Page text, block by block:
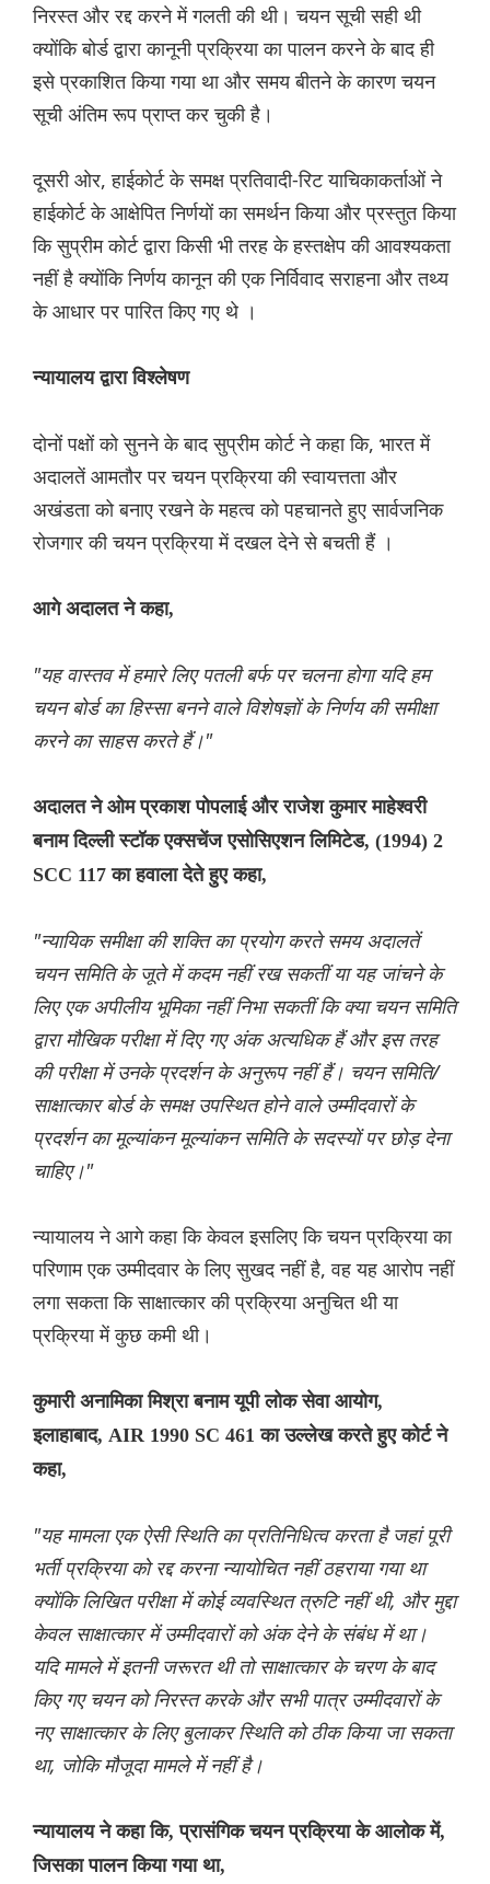
निरस्त और रद्द करने में गलती की थी। चयन सूची सही थी
क्योंकि बोर्ड द्वारा कानूनी प्रक्रिया का पालन करने के बाद ही
इसे प्रकाशित किया गया था और समय बीतने के कारण चयन
सूची अंतिम रूप प्राप्त कर चुकी है।
दूसरी ओर, हाईकोर्ट के समक्ष प्रतिवादी-रिट याचिकाकर्ताओं ने
हाईकोर्ट के आक्षेपित निर्णयों का समर्थन किया और प्रस्तुत किया
कि सुप्रीम कोर्ट द्वारा किसी भी तरह के हस्तक्षेप की आवश्यकता
नहीं है क्योंकि निर्णय कानून की एक निर्विवाद सराहना और तथ्य
के आधार पर पारित किए गए थे ।
न्यायालय द्वारा विश्लेषण
दोनों पक्षों को सुनने के बाद सुप्रीम कोर्ट ने कहा कि, भारत में
अदालतें आमतौर पर चयन प्रक्रिया की स्वायत्तता और
अखंडता को बनाए रखने के महत्व को पहचानते हुए सार्वजनिक
रोजगार की चयन प्रक्रिया में दखल देने से बचती हैं ।
आगे अदालत ने कहा,
"यह वास्तव में हमारे लिए पतली बर्फ पर चलना होगा यदि हम
चयन बोर्ड का हिस्सा बनने वाले विशेषज्ञों के निर्णय की समीक्षा
करने का साहस करते हैं।"
अदालत ने ओम प्रकाश पोपलाई और राजेश कुमार माहेश्वरी
बनाम दिल्ली स्टॉक एक्सचेंज एसोसिएशन लिमिटेड, (1994) 2
SCC 117 का हवाला देते हुए कहा,
"न्यायिक समीक्षा की शक्ति का प्रयोग करते समय अदालतें
चयन समिति के जूते में कदम नहीं रख सकतीं या यह जांचने के
लिए एक अपीलीय भूमिका नहीं निभा सकतीं कि क्या चयन समिति
द्वारा मौखिक परीक्षा में दिए गए अंक अत्यधिक हैं और इस तरह
की परीक्षा में उनके प्रदर्शन के अनुरूप नहीं हैं। चयन समिति/
साक्षात्कार बोर्ड के समक्ष उपस्थित होने वाले उम्मीदवारों के
प्रदर्शन का मूल्यांकन मूल्यांकन समिति के सदस्यों पर छोड़ देना
चाहिए।"
न्यायालय ने आगे कहा कि केवल इसलिए कि चयन प्रक्रिया का
परिणाम एक उम्मीदवार के लिए सुखद नहीं है, वह यह आरोप नहीं
लगा सकता कि साक्षात्कार की प्रक्रिया अनुचित थी या
प्रक्रिया में कुछ कमी थी।
कुमारी अनामिका मिश्रा बनाम यूपी लोक सेवा आयोग,
इलाहाबाद, AIR 1990 SC 461 का उल्लेख करते हुए कोर्ट ने
कहा,
"यह मामला एक ऐसी स्थिति का प्रतिनिधित्व करता है जहां पूरी
भर्ती प्रक्रिया को रद्द करना न्यायोचित नहीं ठहराया गया था
क्योंकि लिखित परीक्षा में कोई व्यवस्थित त्रुटि नहीं थी, और मुद्दा
केवल साक्षात्कार में उम्मीदवारों को अंक देने के संबंध में था।
यदि मामले में इतनी जरूरत थी तो साक्षात्कार के चरण के बाद
किए गए चयन को निरस्त करके और सभी पात्र उम्मीदवारों के
नए साक्षात्कार के लिए बुलाकर स्थिति को ठीक किया जा सकता
था, जोकि मौजूदा मामले में नहीं है।
न्यायालय ने कहा कि, प्रासंगिक चयन प्रक्रिया के आलोक में,
जिसका पालन किया गया था,